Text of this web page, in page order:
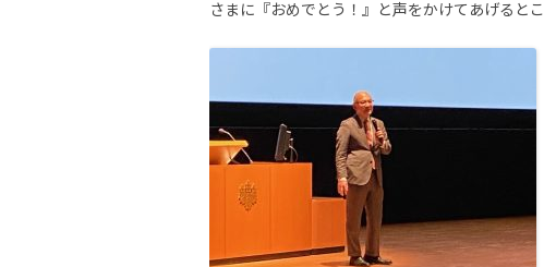
さまに『おめでとう！』と声をかけてあげると